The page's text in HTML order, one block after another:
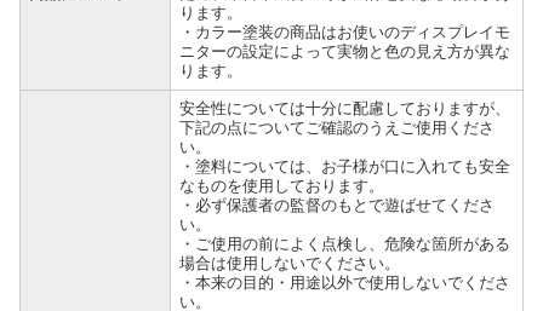
ります。
・カラー塗装の商品はお使いのディスプレイモ
ニターの設定によって実物と色の見え方が異な
ります。
安全性については十分に配慮しておりますが、
下記の点についてご確認のうえご使用くださ
い。
・塗料については、お子様が口に入れても安全
なものを使用しております。
・必ず保護者の監督のもとで遊ばせてくださ
い。
・ご使用の前によく点検し、危険な箇所がある
場合は使用しないでください。
・本来の目的・用途以外で使用しないでくださ
い。